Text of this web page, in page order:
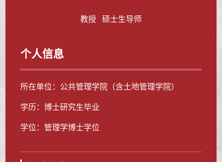
教授 硕士生导师
个人信息
所在单位：公共管理学院（含土地管理学院）
学历：博士研究生毕业
学位：管理学博士学位